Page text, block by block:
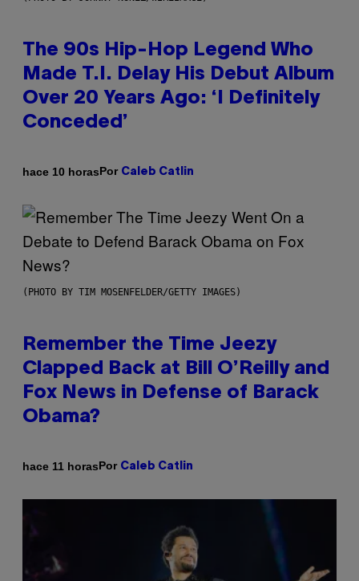
The 90s Hip-Hop Legend Who
Made T.I. Delay His Debut Album
Over 20 Years Ago: ‘I Definitely
Conceded’
hace 10 horasPor Caleb Catlin
(PHOTO BY TIM MOSENFELDER/GETTY IMAGES)
Remember the Time Jeezy
Clapped Back at Bill O’Reilly and
Fox News in Defense of Barack
Obama?
hace 11 horasPor Caleb Catlin